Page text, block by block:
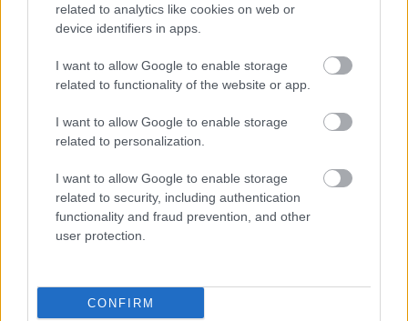
related to analytics like cookies on web or
device identifiers in apps.
I want to allow Google to enable storage
related to functionality of the website or app.
I want to allow Google to enable storage
related to personalization.
I want to allow Google to enable storage
related to security, including authentication
functionality and fraud prevention, and other
user protection.
CONFIRM
Az Újpest vezetőedzője akár embert is tudott volna ölni
Szélesi Zoltán a DVSC elleni fordítás kulisszáiról és az Újpest
2026.08.07.